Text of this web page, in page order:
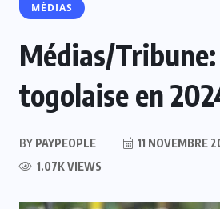
MÉDIAS
Médias/
togolaise en
BY PAYPEOPLE 11 NOVEMBRE
1.07K VIEWS